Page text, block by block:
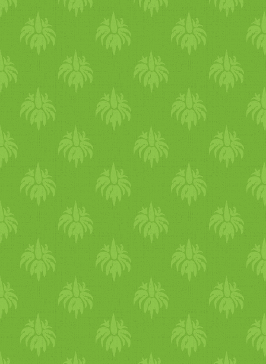
nyi mennyiséget is
méregtelenítő hatású.
bőrünk megszépül, kivirul
egészségünk akkor
édesszőlő emeli a vércukor
őt is szigorúan tilos együtt
fogyasztása során, után
nem baj, mivel
savasított még önmag ában
pohár NEUROSAN-os
Bármikor máskor is alk
alma